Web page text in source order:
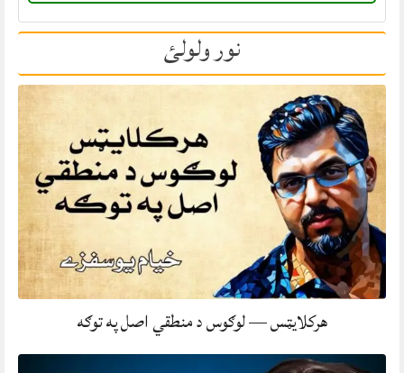
نور ولولئ
هرکلایټس — لوګوس د منطقي اصل په توګه